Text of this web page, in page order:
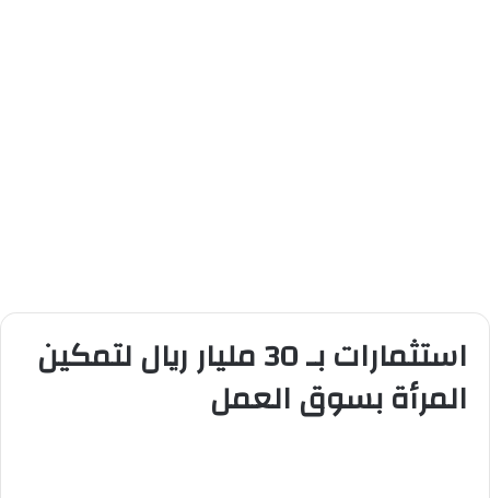
استثمارات بـ 30 مليار ريال لتمكين
المرأة بسوق العمل